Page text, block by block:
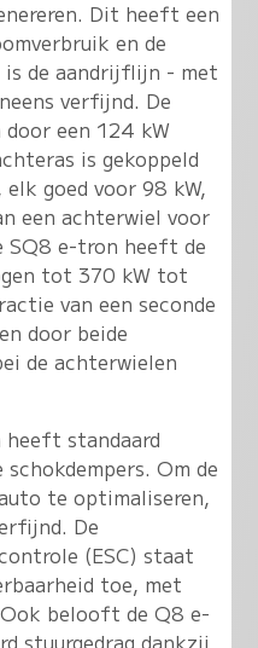
Dit heeft een
en de
is de aandrijflijn - met
verfijnd. De
door een 124 kW
is gekoppeld
goed voor 98 kW,
een achterwiel voor
SQ8 e-tron heeft de
tot 370 kW tot
van een seconde
door beide
de achterwielen
heeft standaard
Om de
te optimaliseren,
De
(ESC) staat
toe, met
belooft de Q8 e-
stuurgedrag dankzij